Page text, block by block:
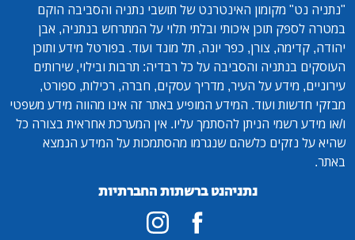
"נתניה נט" מקומון האינטרנט של תושבי נתניה והסביבה הוקם
במטרה לספק תוכן איכותי ובלתי תלוי על המתרחש בנתניה, אבן
יהודה, קדימה, צורן, כפר יונה, תל מונד ועוד. בפורטל מידע ותוכן
העוסקים בנתניה והסביבה על כל רבדיה: תרבות ובילוי, שירותים
עירוניים, מידע על העיר, מדריך עסקים, חברה, רכילות, ספורט,
מבזקי חדשות ועוד. המידע המופיע באתר זה אינו מהווה מידע משפטי
ו/או מידע רשמי הניתן להסתמך עליו. אין המערכת אחראית בצורה כל
שהיא על נזקים כלשהם שנגרמו מהסתמכות על המידע הנמצא
באתר.
נתניהנט ברשתות החברתיות